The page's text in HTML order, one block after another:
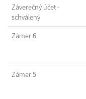
Záverečný účet -
schválený
Zámer 6
Zámer 5